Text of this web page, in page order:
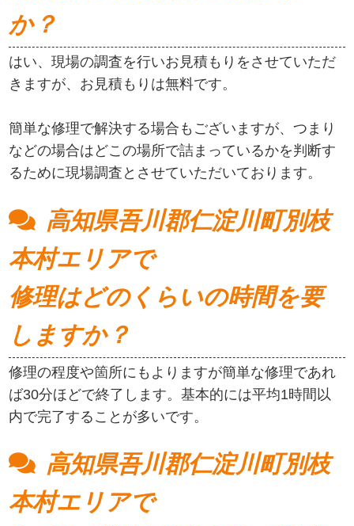
か？
はい、現場の調査を行いお見積もりをさせていただ
きますが、お見積もりは無料です。
簡単な修理で解決する場合もございますが、つまり
などの場合はどこの場所で詰まっているかを判断す
るために現場調査とさせていただいております。
高知県吾川郡仁淀川町別枝
本村エリアで
修理はどのくらいの時間を要
しますか？
修理の程度や箇所にもよりますが簡単な修理であれ
ば30分ほどで終了します。基本的には平均1時間以
内で完了することが多いです。
高知県吾川郡仁淀川町別枝
本村エリアで